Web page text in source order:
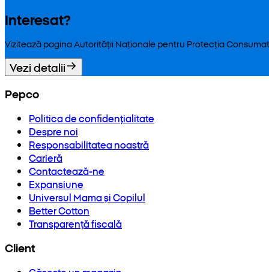
Interesat?
Vizitează pagina Autorității Naționale pentru Protecția
Vezi detalii
Pepco
Politica de confidențialitate
Despre noi
Responsabilitatea noastră
Carieră
Contactează-ne
Expansiune
Universul Mama și Copilul
Better Cotton
Transparență fiscală
Client